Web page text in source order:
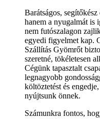
Barátságos,
hanem a nyugalmát
nem futószalagon
egyedi figyelmet kap.
Szállítás Gyömrőt
szeretné, tökéletesen
Cégünk tapasztalt
legnagyobb
költöztetést és
nyújtsunk önnek.
Számunkra fontos,